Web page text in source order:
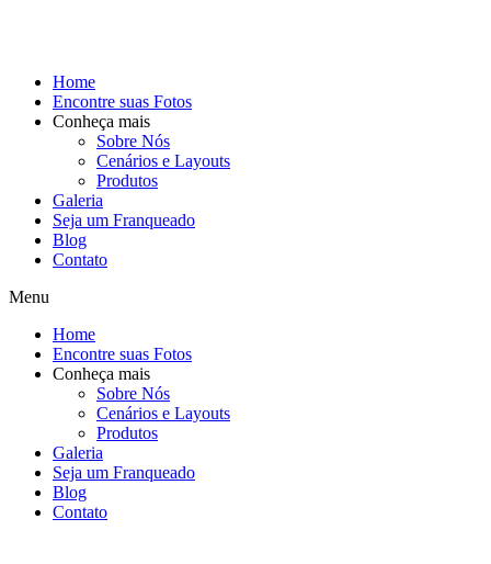
Home
Encontre suas Fotos
Conheça mais
Sobre Nós
Cenários e Layouts
Produtos
Galeria
Seja um Franqueado
Blog
Contato
Menu
Home
Encontre suas Fotos
Conheça mais
Sobre Nós
Cenários e Layouts
Produtos
Galeria
Seja um Franqueado
Blog
Contato